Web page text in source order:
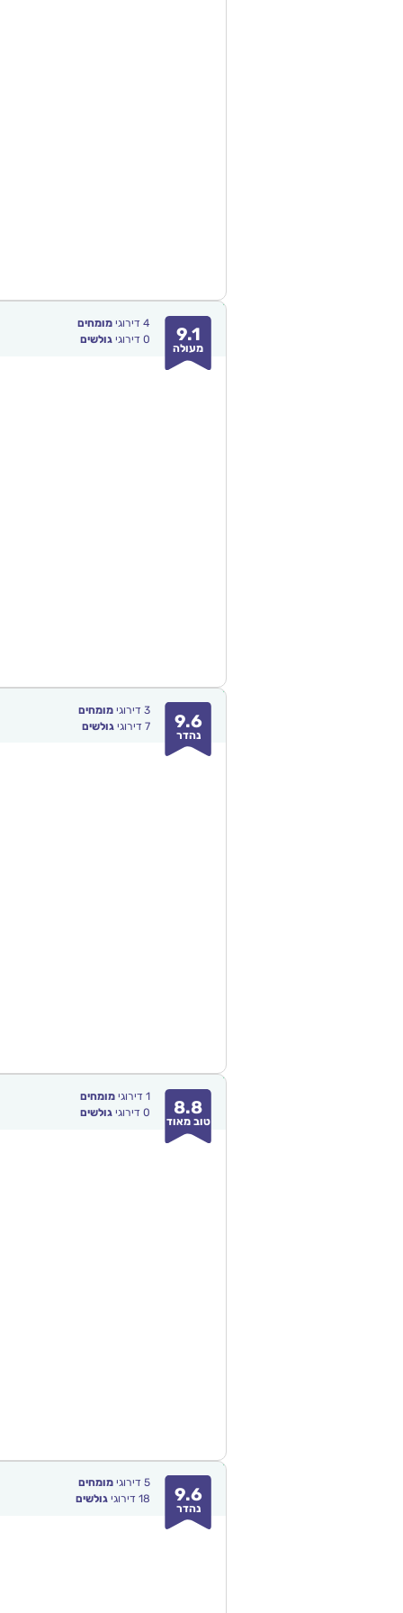
9.1
מעולה
4 דירוגימומחים
0 דירוגיגולשים
9.6
נהדר
3 דירוגימומחים
7 דירוגיגולשים
8.8
טוב מאוד
1 דירוגימומחים
0 דירוגיגולשים
9.6
נהדר
5 דירוגימומחים
18 דירוגיגולשים